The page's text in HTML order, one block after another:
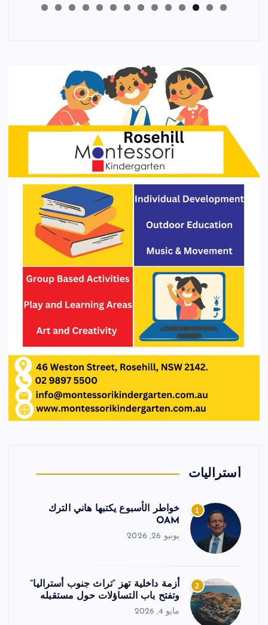
أستراليات
1
خواطر الأسبوع يكتبها هاني الترك
OAM
يونيو 26, 2026
2
أزمة داخلية تهز “تراث جنوب أستراليا”
وتفتح باب التساؤلات حول مستقبله
مايو 4, 2026